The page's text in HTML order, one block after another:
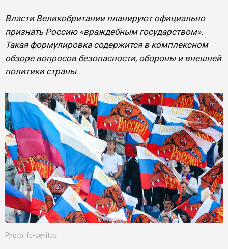
Власти Великобритании планируют официально
признать Россию «враждебным государством».
Такая формулировка содержится в комплексном
обзоре вопросов безопасности, обороны и внешней
политики страны
Photo: fc-zenit.ru